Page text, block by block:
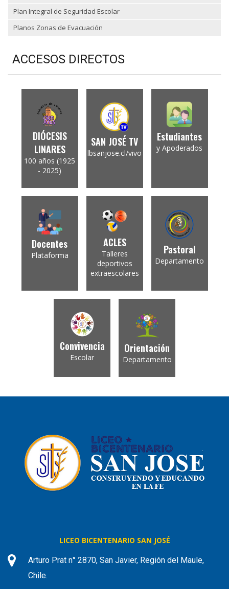
Plan Integral de Seguridad Escolar
Planos Zonas de Evacuación
ACCESOS DIRECTOS
DIÓCESIS
LINARES
100 años (1925
- 2025)
SAN JOSÉ TV
lbsanjose.cl/vivo
Estudiantes
y Apoderados
Docentes
Plataforma
ACLES
Talleres
deportivos
extraescolares
Pastoral
Departamento
Convivencia
Escolar
Orientación
Departamento
LICEO BICENTENARIO SAN JOSÉ
Arturo Prat n° 2870, San Javier, Región del Maule,
Chile.